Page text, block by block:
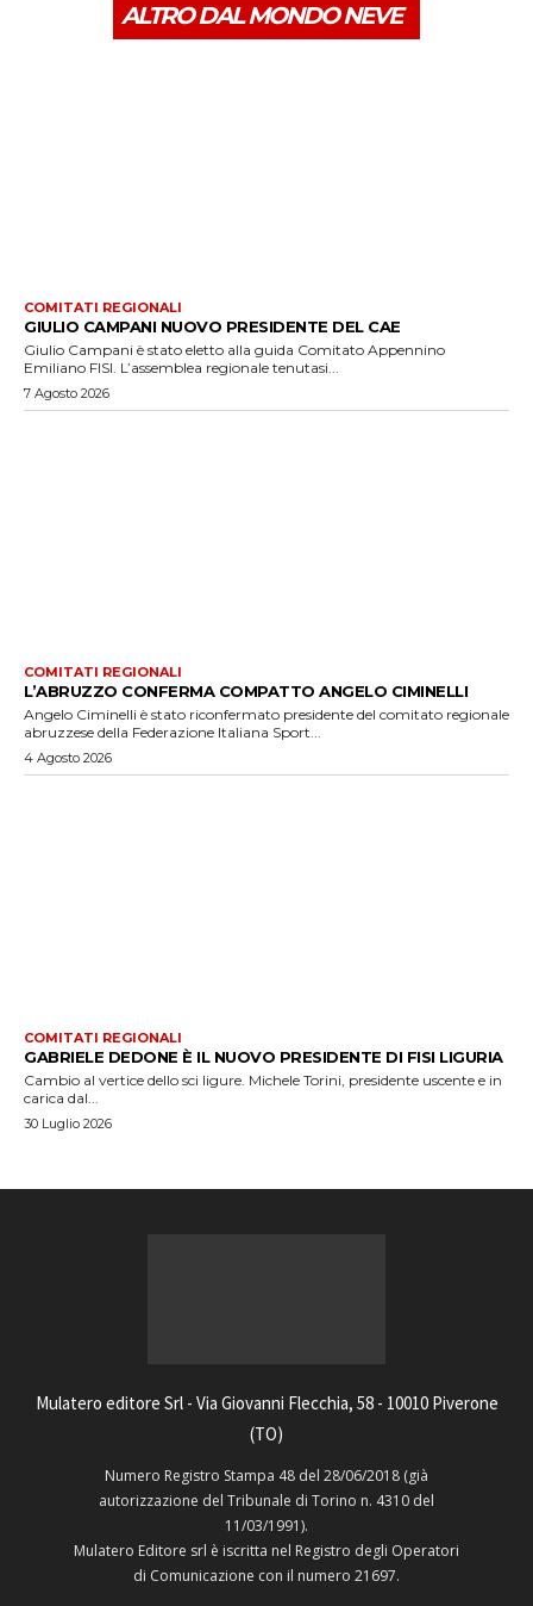
ALTRO DAL MONDO NEVE
COMITATI REGIONALI
GIULIO CAMPANI NUOVO PRESIDENTE DEL CAE
Giulio Campani è stato eletto alla guida Comitato Appennino
Emiliano FISI. L’assemblea regionale tenutasi...
7 Agosto 2026
COMITATI REGIONALI
L’ABRUZZO CONFERMA COMPATTO ANGELO CIMINELLI
Angelo Ciminelli è stato riconfermato presidente del comitato regionale
abruzzese della Federazione Italiana Sport...
4 Agosto 2026
COMITATI REGIONALI
GABRIELE DEDONE È IL NUOVO PRESIDENTE DI FISI LIGURIA
Cambio al vertice dello sci ligure. Michele Torini, presidente uscente e in
carica dal...
30 Luglio 2026
Mulatero editore Srl - Via Giovanni Flecchia, 58 - 10010 Piverone
(TO)
Numero Registro Stampa 48 del 28/06/2018 (già
autorizzazione del Tribunale di Torino n. 4310 del
11/03/1991).
Mulatero Editore srl è iscritta nel Registro degli Operatori
di Comunicazione con il numero 21697.